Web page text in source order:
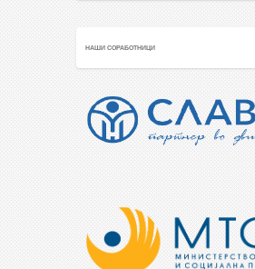
НАШИ СОРАБОТНИЦИ